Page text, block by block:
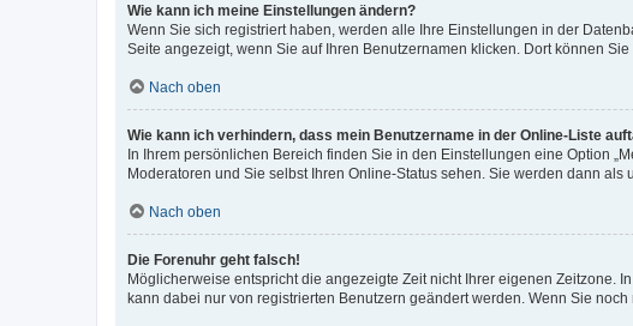
Wie kann ich meine Einstellungen ändern?
Wenn Sie sich registriert haben, werden alle Ihre Einstellungen in der
Seite angezeigt, wenn Sie auf Ihren Benutzernamen klicken. Dort können
Nach oben
Wie kann ich verhindern, dass mein Benutzername in der Online-Liste
In Ihrem persönlichen Bereich finden Sie in den Einstellungen eine Option
Moderatoren und Sie selbst Ihren Online-Status sehen. Sie werden dann als
Nach oben
Die Forenuhr geht falsch!
Möglicherweise entspricht die angezeigte Zeit nicht Ihrer eigenen Zeitzone.
kann dabei nur von registrierten Benutzern geändert werden. Wenn Sie